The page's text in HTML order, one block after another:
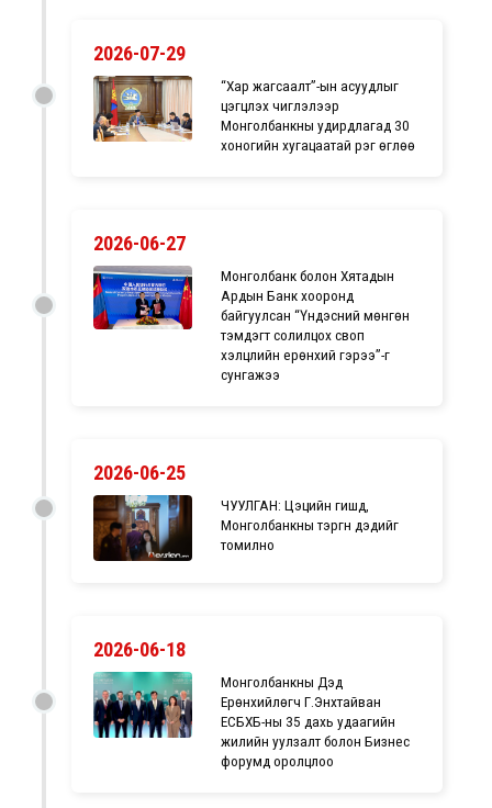
2026-07-29
“Хар жагсаалт”-ын асуудлыг
цэгцлэх чиглэлээр
Монголбанкны удирдлагад 30
хоногийн хугацаатай үүрэг өглөө
2026-06-27
Монголбанк болон Хятадын
Ардын Банк хооронд
байгуулсан “Үндэсний мөнгөн
тэмдэгт солилцох своп
хэлцлийн ерөнхий гэрээ”-г
сунгажээ
2026-06-25
ЧУУЛГАН: Цэцийн гишүүд,
Монголбанкны тэргүүн дэдийг
томилно
2026-06-18
Монголбанкны Дэд
Ерөнхийлөгч Г.Энхтайван
ЕСБХБ-ны 35 дахь удаагийн
жилийн уулзалт болон Бизнес
форумд оролцлоо